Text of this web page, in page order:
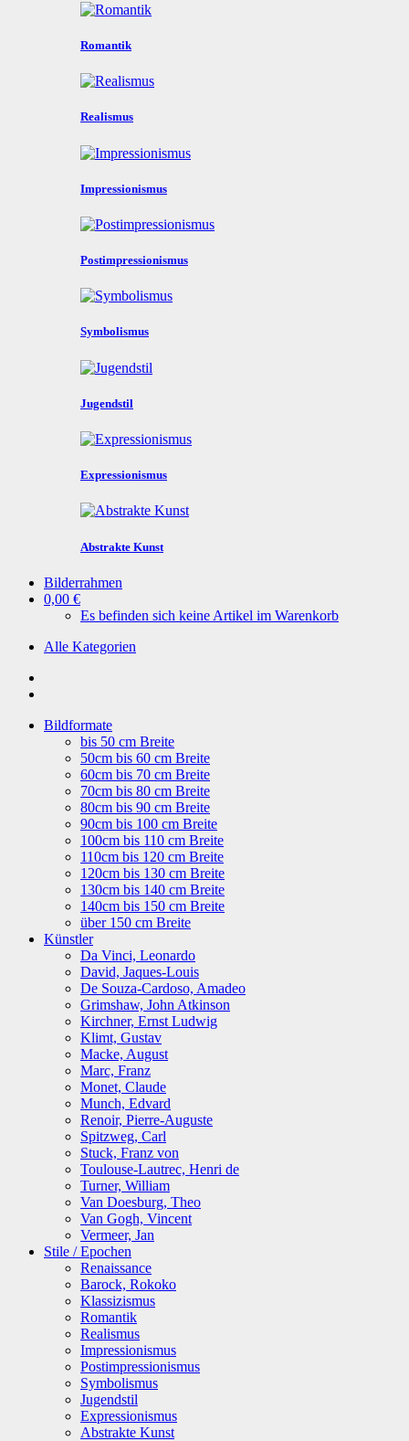
Romantik
Realismus
Impressionismus
Postimpressionismus
Symbolismus
Jugendstil
Expressionismus
Abstrakte Kunst
Bilderrahmen
0,00 €
Es befinden sich keine Artikel im Warenkorb
Alle Kategorien
Bildformate
bis 50 cm Breite
50cm bis 60 cm Breite
60cm bis 70 cm Breite
70cm bis 80 cm Breite
80cm bis 90 cm Breite
90cm bis 100 cm Breite
100cm bis 110 cm Breite
110cm bis 120 cm Breite
120cm bis 130 cm Breite
130cm bis 140 cm Breite
140cm bis 150 cm Breite
über 150 cm Breite
Künstler
Da Vinci, Leonardo
David, Jaques-Louis
De Souza-Cardoso, Amadeo
Grimshaw, John Atkinson
Kirchner, Ernst Ludwig
Klimt, Gustav
Macke, August
Marc, Franz
Monet, Claude
Munch, Edvard
Renoir, Pierre-Auguste
Spitzweg, Carl
Stuck, Franz von
Toulouse-Lautrec, Henri de
Turner, William
Van Doesburg, Theo
Van Gogh, Vincent
Vermeer, Jan
Stile / Epochen
Renaissance
Barock, Rokoko
Klassizismus
Romantik
Realismus
Impressionismus
Postimpressionismus
Symbolismus
Jugendstil
Expressionismus
Abstrakte Kunst